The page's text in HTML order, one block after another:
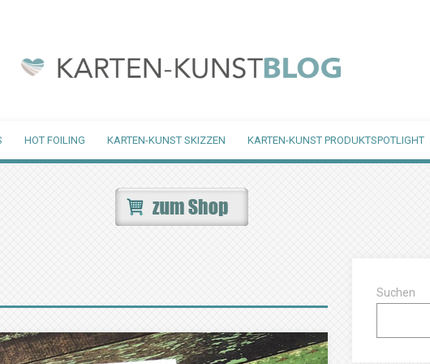
HOT FOILING KARTEN-KUNST SKIZZEN KARTEN-KUNST PRODUKTSPOTLIGHT
Suchen